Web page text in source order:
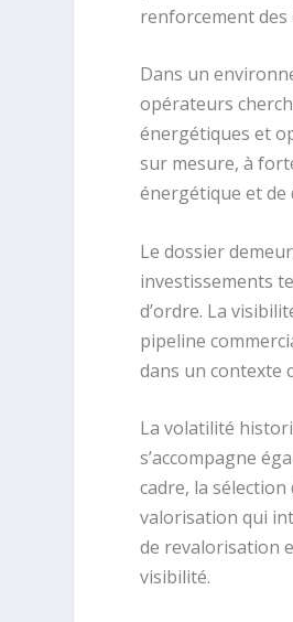
renforcement
Dans un
opérateurs
énergétiques et
sur mesure, à
énergétique et de
Le dossier
investissements
d’ordre. La
pipeline
dans un contexte
La volatilité
s’accompagne
cadre, la
valorisation qui
de revalorisation
visibilité.